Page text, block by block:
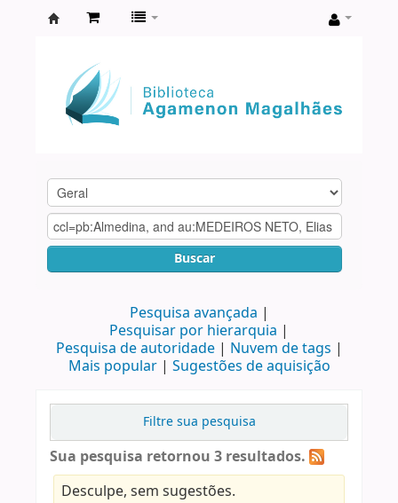
Agamenon
Magalhães
Buscar
Pesquisa avançada
Pesquisar por hierarquia
Pesquisa de autoridade
Nuvem de tags
Mais popular
Sugestões de aquisição
Filtre sua pesquisa
Sua pesquisa retornou 3 resultados.
Desculpe, sem sugestões.